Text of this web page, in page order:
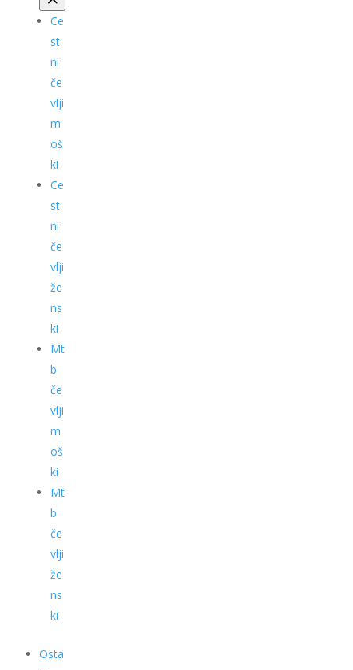
Ce
st
ni
če
vlji
m
oš
ki
Ce
st
ni
če
vlji
že
ns
ki
Mt
b
če
vlji
m
oš
ki
Mt
b
če
vlji
že
ns
ki
Osta